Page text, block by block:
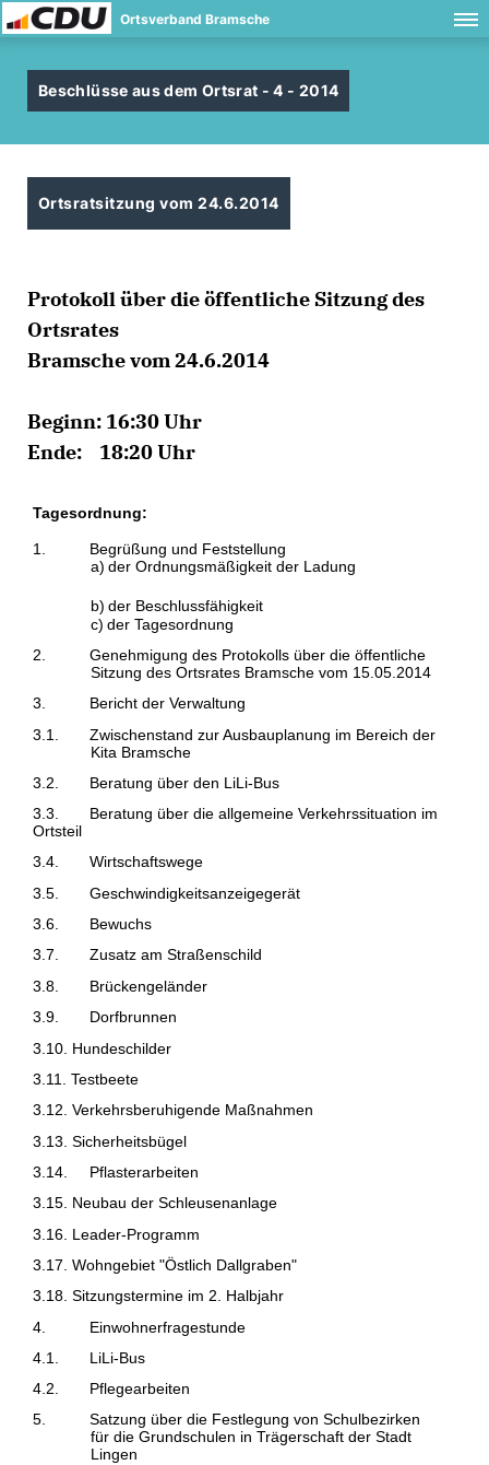
Ortsverband Bramsche
Beschlüsse aus dem Ortsrat - 4 - 2014
Ortsratsitzung vom 24.6.2014
Protokoll über die öffentliche Sitzung des
Ortsrates
Bramsche vom 24.6.2014
Beginn: 16:30 Uhr
Ende: 18:20 Uhr
Tagesordnung:
1.
Begrüßung und Feststellung
a)der Ordnungsmäßigkeit der Ladung
b)der Beschlussfähigkeit
c)der Tagesordnung
2.
Genehmigung des Protokolls über die öffentliche
Sitzung des Ortsrates Bramsche vom 15.05.2014
3.
Bericht der Verwaltung
3.1.
Zwischenstand zur Ausbauplanung im Bereich der
Kita Bramsche
3.2.
Beratung über den LiLi-Bus
3.3.
Beratung über die allgemeine Verkehrssituation im
Ortsteil
3.4.
Wirtschaftswege
3.5.
Geschwindigkeitsanzeigegerät
3.6.
Bewuchs
3.7.
Zusatz am Straßenschild
3.8.
Brückengeländer
3.9.
Dorfbrunnen
3.10. Hundeschilder
3.11. Testbeete
3.12. Verkehrsberuhigende Maßnahmen
3.13. Sicherheitsbügel
3.14.
Pflasterarbeiten
3.15. Neubau der Schleusenanlage
3.16. Leader-Programm
3.17. Wohngebiet "Östlich Dallgraben"
3.18. Sitzungstermine im 2. Halbjahr
4.
Einwohnerfragestunde
4.1.
LiLi-Bus
4.2.
Pflegearbeiten
5.
Satzung über die Festlegung von Schulbezirken
für die Grundschulen in Trägerschaft der Stadt
Lingen